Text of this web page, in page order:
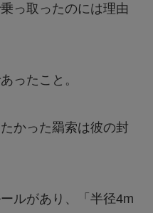
っ取ったのには理由
ったこと。
かった羂索は彼の封
ルがあり、「半径4m